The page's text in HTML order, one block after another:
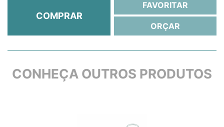
COMPRAR
FAVORITAR
ORÇAR
CONHEÇA OUTROS PRODUTOS